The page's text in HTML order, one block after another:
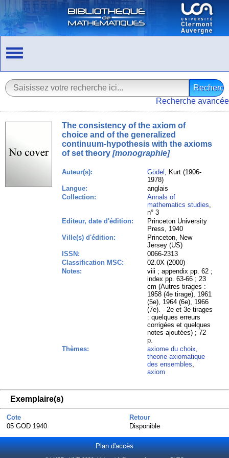
Recherche avancée
The consistency of the axiom of
choice and of the generalized
continuum-hypothesis with the axioms
of set theory [monographie]
Auteur(s): Gödel , Kurt (1906-
1978)
Langue:
anglais
Collection:
Annals of
mathematics studies,
n° 3
Editeur, date d'édition:
Princeton University
Press, 1940
Ville(s) d'édition:
Princeton, New
Jersey (US)
ISSN:
0066-2313
Classification MSC:
02.0X (2000)
Notes:
viii ; appendix pp. 62 ;
index pp. 63-66 ; 23
cm (Autres tirages :
1958 (4e tirage), 1961
(5e), 1964 (6e), 1966
(7e). - 2e et 3e tirages
: quelques erreurs
corrigées et quelques
notes ajoutées) ; 72
p.
Thèmes:
axiome du choix,
theorie axiomatique
des ensembles,
axiom
Exemplaire(s)
Cote
Retour
05 GOD 1940
Disponible
Plan d'accès